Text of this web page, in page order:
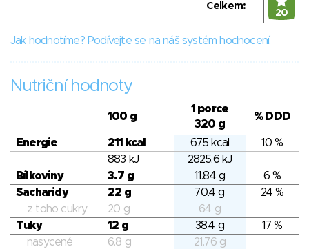
Celkem:
20
Jak hodnotíme? Podívejte se na náš systém hodnocení.
Nutriční hodnoty
100 g
1 porce
320 g
% DDD
Energie 211 kcal 675 kcal
10 %
883 kJ
2825.6 kJ
Bílkoviny
3.7 g 11.84 g
6 %
Sacharidy
22 g 70.4 g
24 %
z toho cukry
20 g
64 g
Tuky
12 g 38.4 g
17 %
nasycené
6.8 g
21.76 g